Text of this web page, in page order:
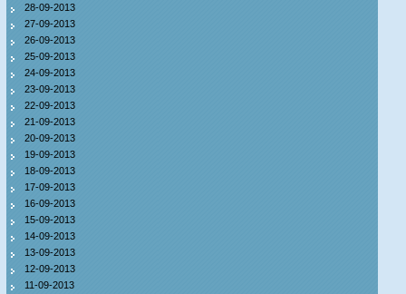
28-09-2013
27-09-2013
26-09-2013
25-09-2013
24-09-2013
23-09-2013
22-09-2013
21-09-2013
20-09-2013
19-09-2013
18-09-2013
17-09-2013
16-09-2013
15-09-2013
14-09-2013
13-09-2013
12-09-2013
11-09-2013